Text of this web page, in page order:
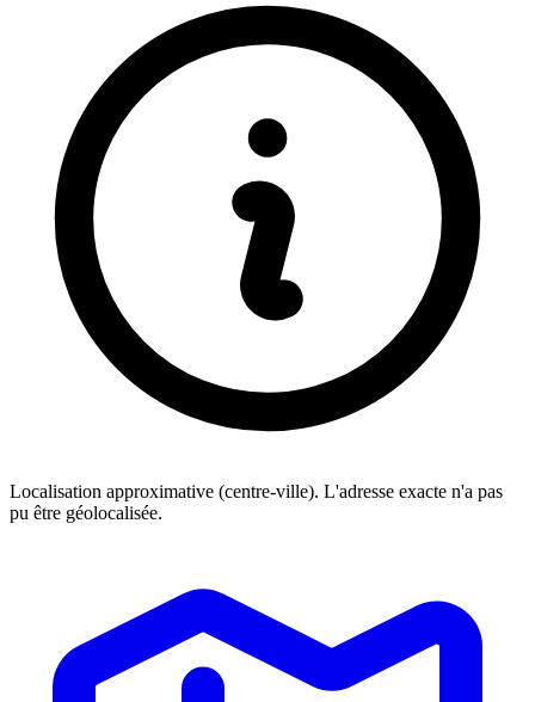
Localisation approximative (centre-ville). L'adresse exacte n'a pas
pu être géolocalisée.